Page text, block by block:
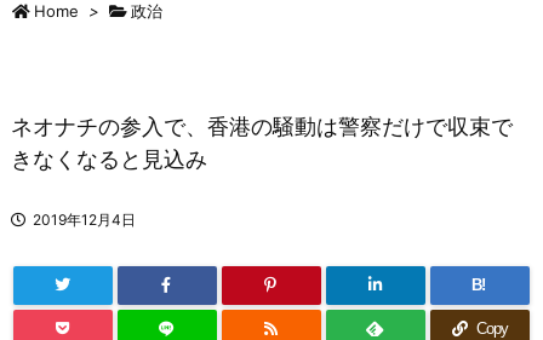
Home > 政治
ネオナチの参入で、香港の騒動は警察だけで収束で
きなくなると見込み
2019年12月4日
B!
Copy